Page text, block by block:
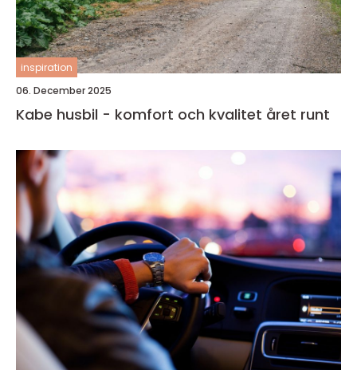
inspiration
06. December 2025
Kabe husbil - komfort och kvalitet året runt